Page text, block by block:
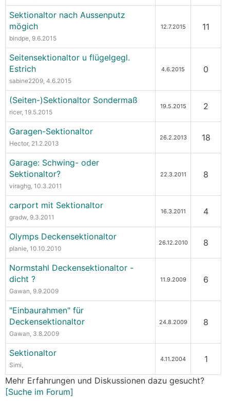
Sektionaltor nach Aussenputz
mögich
bindpe, 9.6.2015
12.7.2015 11
Seitensektionaltor u flügelgegl.
Estrich
sabine2209, 4.6.2015
4.6.2015 0
(Seiten-)Sektionaltor Sondermaß
ricer, 19.5.2015
19.5.2015 2
Garagen-Sektionaltor
Hector, 21.2.2013
26.2.2013 18
Garage: Schwing- oder
Sektionaltor?
viraghg, 10.3.2011
22.3.2011 8
carport mit Sektionaltor
gradw, 9.3.2011
16.3.2011 4
Olymps Deckensektionaltor
planie, 10.10.2010
26.12.2010 8
Normstahl Deckensektionaltor -
dicht ?
Gawan, 9.9.2009
11.9.2009 6
"Einbaurahmen" für
Deckensektionaltor
Gawan, 3.8.2009
24.8.2009 8
Sektionaltor
Simi,
4.11.2004 1
Mehr Erfahrungen und Diskussionen dazu gesucht?
[Suche im Forum]